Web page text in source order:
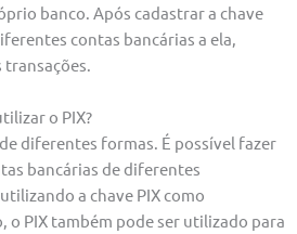
banco. Após cadastrar a chave
contas bancárias a ela,
transações.
o PIX?
diferentes formas. É possível fazer
bancárias de diferentes
a chave PIX como
o PIX também pode ser utilizado para